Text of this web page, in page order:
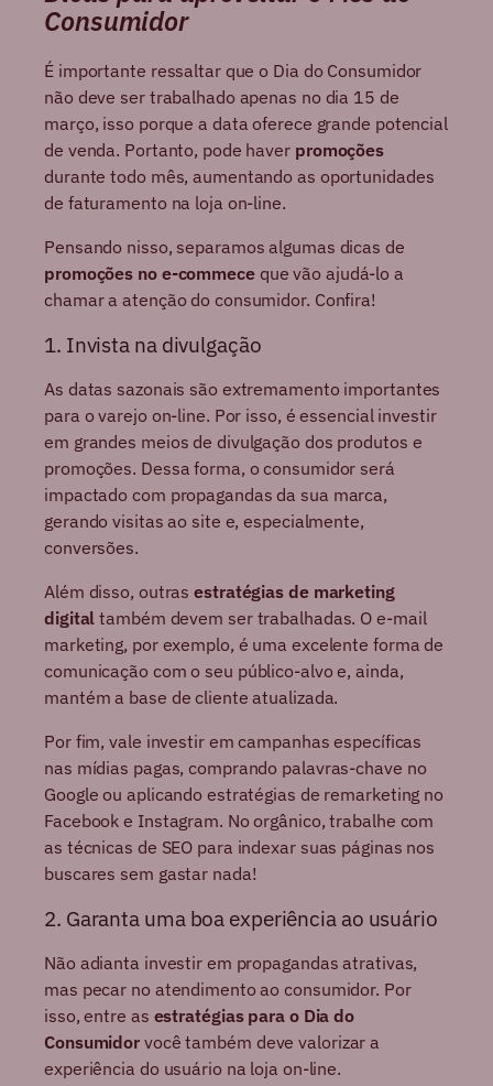
Consumidor
É importante ressaltar que o Dia do Consumidor
não deve ser trabalhado apenas no dia 15 de
março, isso porque a data oferece grande potencial
de venda. Portanto, pode haver promoções
durante todo mês, aumentando as oportunidades
de faturamento na loja on-line.
Pensando nisso, separamos algumas dicas de
promoções no e-commeceque vão ajudá-lo a
chamar a atenção do consumidor. Confira!
1. Invista na divulgação
As datas sazonais são extremamento importantes
para o varejo on-line. Por isso, é essencial investir
em grandes meios de divulgação dos produtos e
promoções. Dessa forma, o consumidor será
impactado com propagandas da sua marca,
gerando visitas ao site e, especialmente,
conversões.
Além disso, outrasestratégias de marketing
digital também devem ser trabalhadas. O e-mail
marketing, por exemplo, é uma excelente forma de
comunicação com o seu público-alvo e, ainda,
mantém a base de cliente atualizada.
Por fim, vale investir em campanhas específicas
nas mídias pagas, comprando palavras-chave no
Google ou aplicando estratégias de remarketing no
Facebook e Instagram. No orgânico, trabalhe com
as técnicas de SEO para indexar suas páginas nos
buscares sem gastar nada!
2. Garanta uma boa experiência ao usuário
Não adianta investir em propagandas atrativas,
mas pecar no atendimento ao consumidor. Por
isso, entre as estratégias para o Dia do
Consumidor você também deve valorizar a
experiência do usuário na loja on-line.